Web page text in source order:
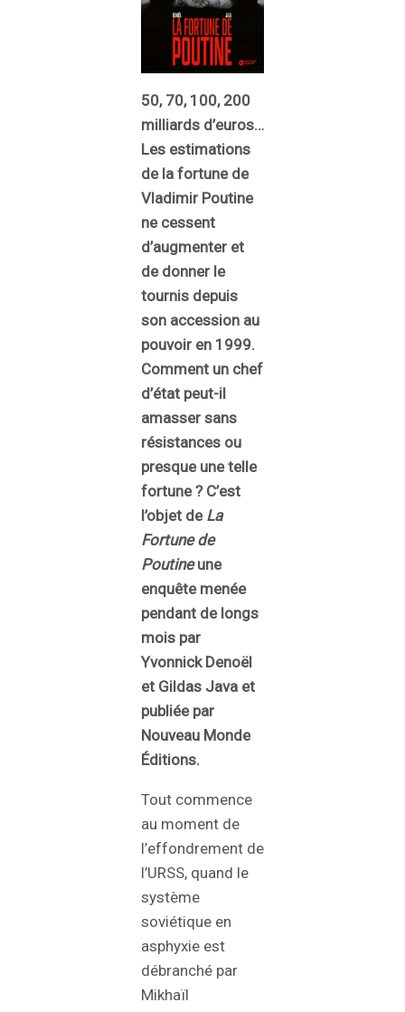
50, 70, 100, 200
milliards d’euros…
Les estimations
de la fortune de
Vladimir Poutine
ne cessent
d’augmenter et
de donner le
tournis depuis
son accession au
pouvoir en 1999.
Comment un chef
d’état peut-il
amasser sans
résistances ou
presque une telle
fortune ? C’est
l’objet de La
Fortune de
Poutineune
enquête menée
pendant de longs
mois par
Yvonnick Denoël
et Gildas Java et
publiée par
Nouveau Monde
Éditions.
Tout commence
au moment de
l’effondrement de
l’URSS, quand le
système
soviétique en
asphyxie est
débranché par
Mikhaïl